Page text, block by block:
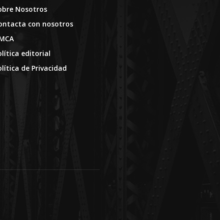
Nosotros
con nosotros
editorial
de Privacidad